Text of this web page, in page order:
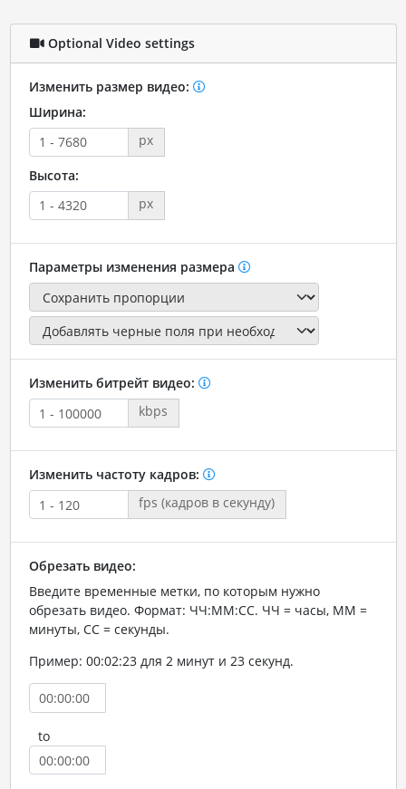
Optional Video settings
Изменить размер видео:
Ширина:
px
Высота:
px
Параметры изменения размера
Изменить битрейт видео:
kbps
Изменить частоту кадров:
fps (кадров в секунду)
Обрезать видео:
Введите временные метки, по которым нужно
обрезать видео. Формат: ЧЧ:ММ:СС. ЧЧ = часы, ММ =
минуты, СС = секунды.
Пример: 00:02:23 для 2 минут и 23 секунд.
to